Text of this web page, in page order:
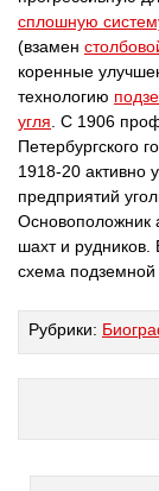
сплошную
(взамен
коренные
технологию
угля . С 1906
Петербургского
1918-20 активно
предприятий
Основоположник
шахт и рудников.
схема подземной
Рубрики: